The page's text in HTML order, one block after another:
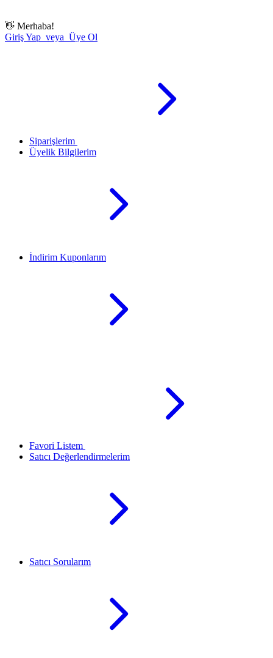
👋 Merhaba!
Giriş Yap veya Üye Ol
Siparişlerim
Üyelik Bilgilerim
İndirim Kuponlarım
Favori Listem
Satıcı Değerlendirmelerim
Satıcı Sorularım